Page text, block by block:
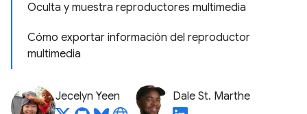
Oculta y muestra reproductores multimedia
Cómo exportar información del reproductor
multimedia
Jecelyn Yeen Dale St. Marthe